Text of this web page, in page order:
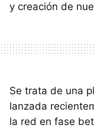
y creación de
Se trata de una
lanzada
la red en fase